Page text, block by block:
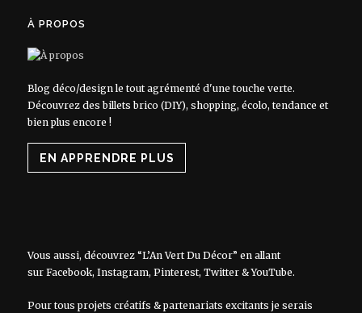
À PROPOS
Blog déco/design le tout agrémenté d'une touche verte.
Découvrez des billets brico (DIY), shopping, écolo, tendance et
bien plus encore !
EN APPRENDRE PLUS
Vous aussi, découvrez “L’An Vert Du Décor” en allant
sur Facebook, Instagram, Pinterest, Twitter&YouTube.
Pour tous projets créatifs & partenariats excitants je serais